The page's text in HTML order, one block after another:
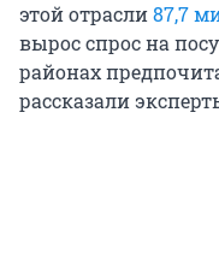
этой отрасли87,7
вырос спрос на
районах
рассказали